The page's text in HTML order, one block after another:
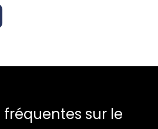
fréquentes sur le